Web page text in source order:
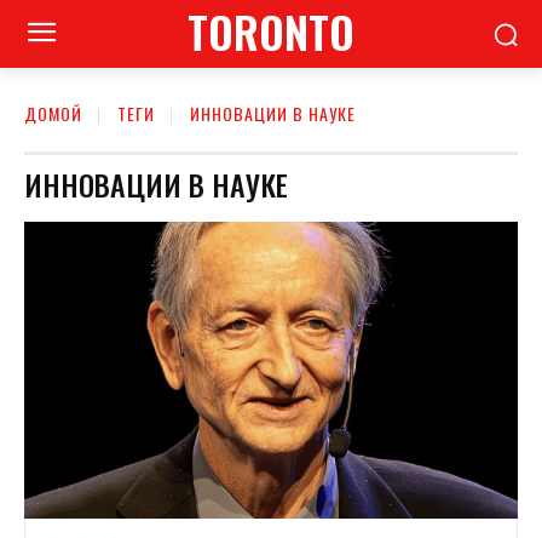
TORONTO
ДОМОЙ ТЕГИ ИННОВАЦИИ В НАУКЕ
ИННОВАЦИИ В НАУКЕ